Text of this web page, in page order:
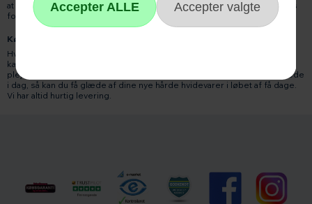
at når du handler online hos hvidevareshoppen.dk, har du altid 14 dages
fortrydelsesret, gældende fra den dag du modtager varen.
Køb billige hvidevarer på tilbud og andre elektriske artikler.
Hvidevareshoppen.dk har masser af tilbud på hårde hvidevarer og et
kæmpe udvalg af forskellige produkter til madlavning og personlige
pleje. Bestil online til Danmarks måske billigste hvidevarer tilbud allerede
i dag, så kan du få glæde af dine nye hårde hvidevarer i løbet af få dage.
Vi har altid hurtig levering.